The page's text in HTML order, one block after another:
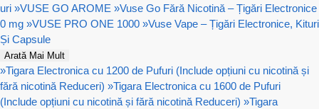
uri »VUSE GO AROME »Vuse Go Fără Nicotină – Țigări Electronice
0 mg »VUSE PRO ONE 1000 »Vuse Vape – Țigări Electronice, Kituri
Și Capsule
Arată Mai Mult
»Tigara Electronica cu 1200 de Pufuri (Include opțiuni cu nicotină și
fără nicotină Reduceri) »Tigara Electronica cu 1600 de Pufuri
(Include opțiuni cu nicotină și fără nicotină Reduceri) »Tigara